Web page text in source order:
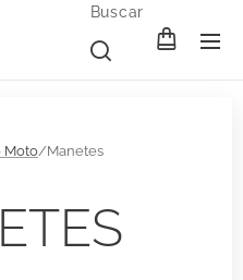
Buscar
Moto/Manetes